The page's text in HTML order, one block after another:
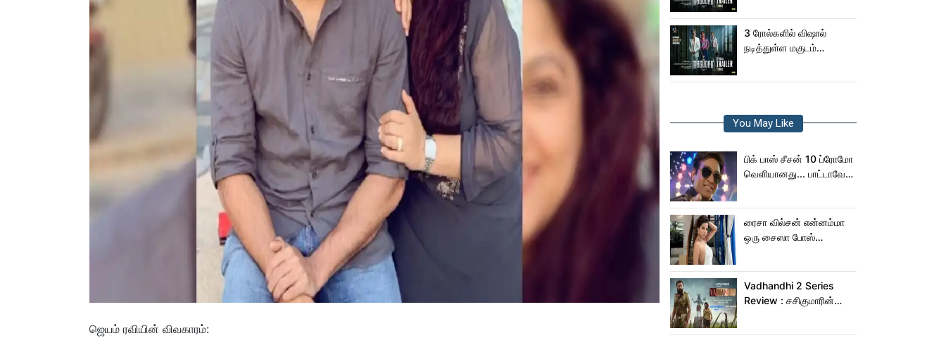
ஜெயம் ரவியின் விவகாரம்:
3 ரோல்களில் விஷால்
நடித்துள்ள மகுடம்
You May Like
பிக் பாஸ் சீசன் 10 ப்ரோமோ
வெளியானது... பாட்டாவே
ரைசா வில்சன் என்னம்மா
ஒரு சைஸா போஸ்
Vadhandhi 2 Series
Review : சசிகுமாரின்